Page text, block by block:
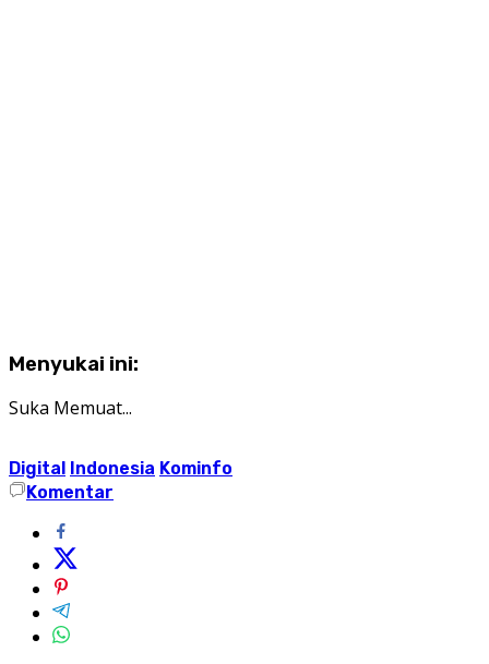
Menyukai ini:
Suka Memuat...
Digital Indonesia Kominfo
Komentar